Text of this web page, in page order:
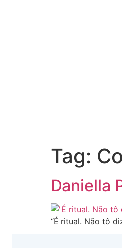
Tag:
Daniella
“É ritual. Não tô